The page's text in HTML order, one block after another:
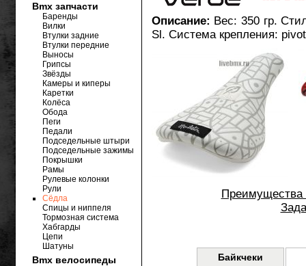
Описание: Вес: 350 гр.
Sl. Система крепления:
Преимущества
Байкчеки
Bmx запчасти
Баренды
Вилки
Втулки задние
Втулки передние
Выносы
Грипсы
Звёзды
Камеры и киперы
Каретки
Колёса
Обода
Пеги
Педали
Подседельные штыри
Подседельные зажимы
Покрышки
Рамы
Рулевые колонки
Рули
Сёдла
Спицы и ниппеля
Тормозная система
Хабгарды
Цепи
Шатуны
Bmx велосипеды